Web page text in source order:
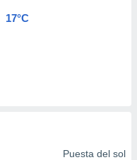
17°C
Puesta del sol